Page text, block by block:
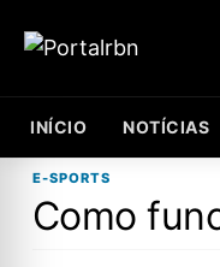
INÍCIO NOTÍCIAS
E-SPORTS
Como